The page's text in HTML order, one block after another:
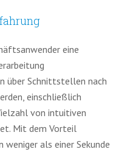
eine
über Schnittstellen nach
einschließlich
von intuitiven
Mit dem Vorteil
als einer Sekunde